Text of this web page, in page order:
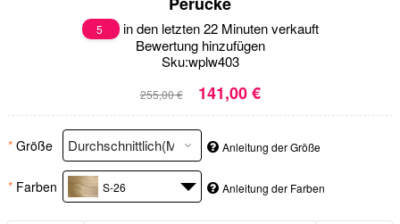
5
in den letzten 22 Minuten verkauft
Bewertung hinzufügen
Sku:wplw403
255,00 € 141,00 €
* Größe Anleitung der Größe
* Farben S-26 Anleitung der Farben